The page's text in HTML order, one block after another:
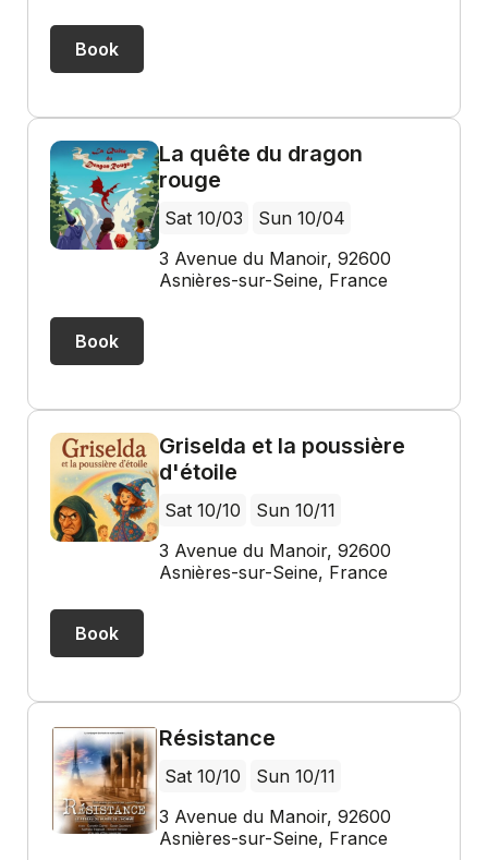
Book
La quête du dragon
rouge
Sat 10/03
Sun 10/04
3 Avenue du Manoir, 92600
Asnières-sur-Seine, France
Book
Griselda et la poussière
d'étoile
Sat 10/10
Sun 10/11
3 Avenue du Manoir, 92600
Asnières-sur-Seine, France
Book
Résistance
Sat 10/10
Sun 10/11
3 Avenue du Manoir, 92600
Asnières-sur-Seine, France